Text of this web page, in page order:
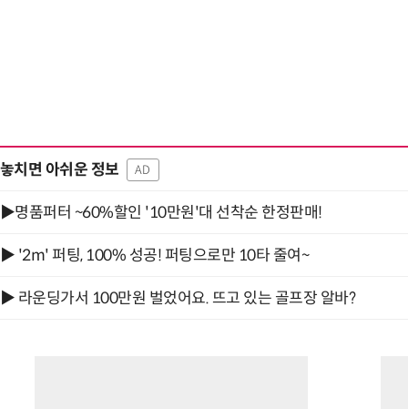
놓치면 아쉬운 정보 AD
▶명품퍼터 ~60%할인 '10만원'대 선착순 한정판매!
▶ '2m' 퍼팅, 100% 성공! 퍼팅으로만 10타 줄여~
▶ 라운딩가서 100만원 벌었어요. 뜨고 있는 골프장 알바?